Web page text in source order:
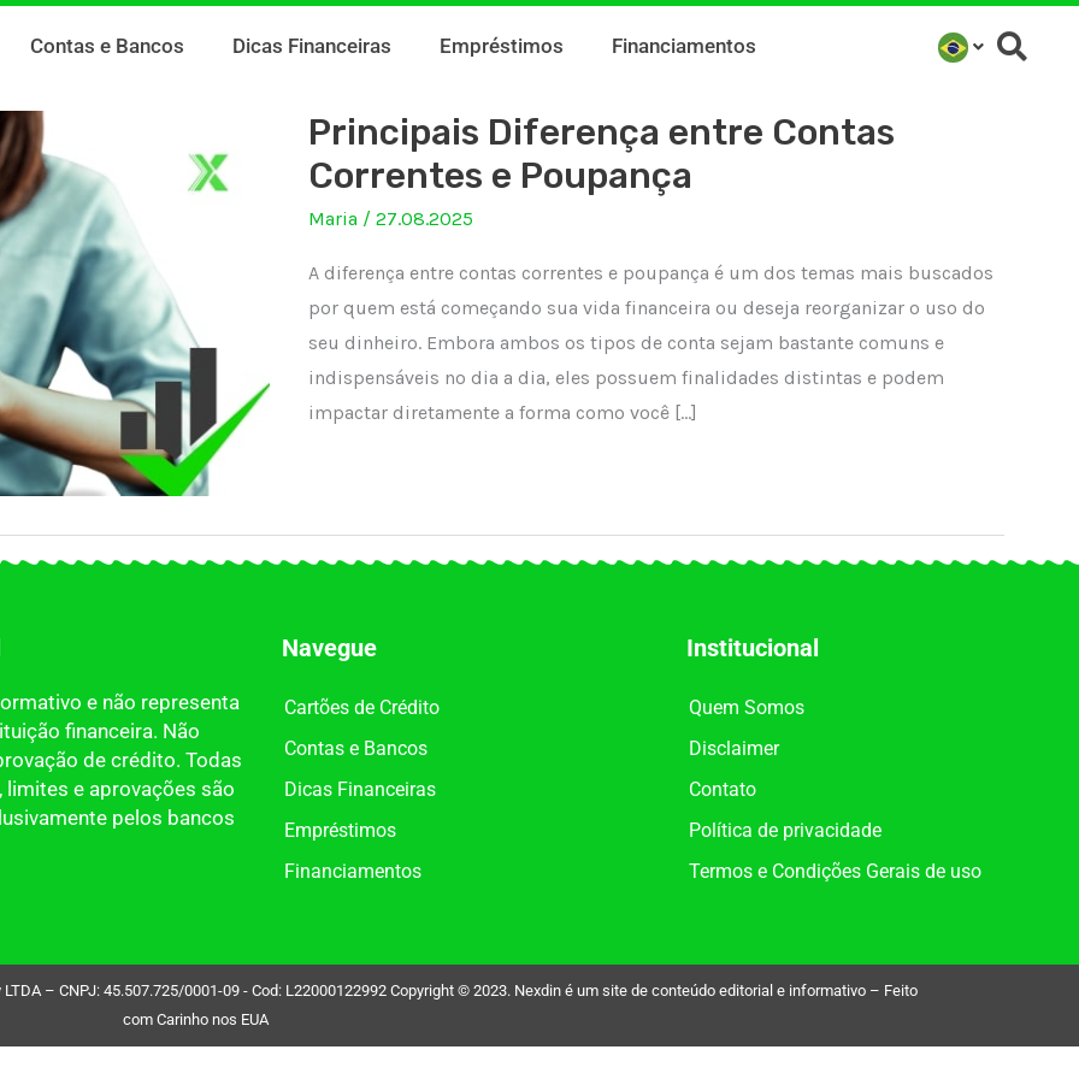
Contas e Bancos Dicas Financeiras Empréstimos Financiamentos
Principais Diferença entre Contas
Correntes e Poupança
Maria / 27.08.2025
A diferença entre contas correntes e poupança é um dos temas mais buscados
por quem está começando sua vida financeira ou deseja reorganizar o uso do
seu dinheiro. Embora ambos os tipos de conta sejam bastante comuns e
indispensáveis no dia a dia, eles possuem finalidades distintas e podem
impactar diretamente a forma como você […]
e não representa
financeira. Não
de crédito. Todas
limites e aprovações são
pelos bancos
Navegue
Cartões de Crédito
Contas e Bancos
Dicas Financeiras
Empréstimos
Financiamentos
Institucional
Quem Somos
Disclaimer
Contato
Política de privacidade
Termos e Condições Gerais de uso
– CNPJ: 45.507.725/0001-09 - Cod: L22000122992 Copyright © 2023. Nexdin é um site de conteúdo editorial e informativo – Feito
com Carinho nos EUA